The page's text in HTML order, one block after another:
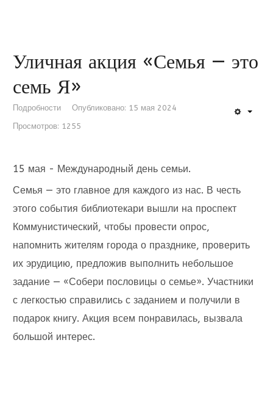
Уличная акция «Семья — это
семь Я»
Подробности
Опубликовано: 15 мая 2024
Просмотров: 1255
15 мая - Международный день семьи.
Семья — это главное для каждого из нас. В честь
этого события библиотекари вышли на проспект
Коммунистический, чтобы провести опрос,
напомнить жителям города о празднике, проверить
их эрудицию, предложив выполнить небольшое
задание — «Собери пословицы о семье». Участники
с легкостью справились с заданием и получили в
подарок книгу. Акция всем понравилась, вызвала
большой интерес.